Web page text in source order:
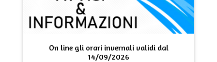
On line gli orari invernali validi dal
14/09/2026